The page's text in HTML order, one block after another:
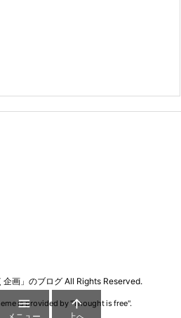
企画」のブログ All Rights Reserved.
is provided by "Thought is free".

メニュー

上へ